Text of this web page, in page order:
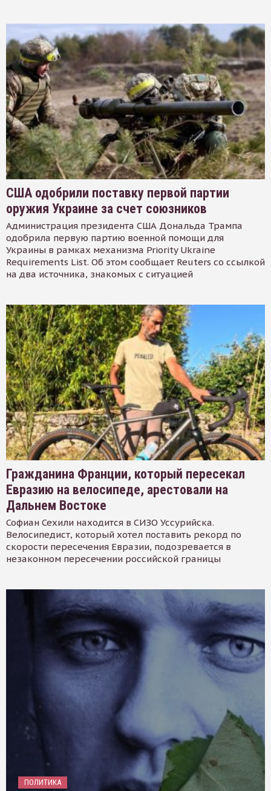
США одобрили поставку первой партии
оружия Украине за счет союзников
Администрация президента США Дональда Трампа
одобрила первую партию военной помощи для
Украины в рамках механизма Priority Ukraine
Requirements List. Об этом сообщает Reuters со ссылкой
на два источника, знакомых с ситуацией
Гражданина Франции, который пересекал
Евразию на велосипеде, арестовали на
Дальнем Востоке
Софиан Сехили находится в СИЗО Уссурийска.
Велосипедист, который хотел поставить рекорд по
скорости пересечения Евразии, подозревается в
незаконном пересечении российской границы
ПОЛИТИКА